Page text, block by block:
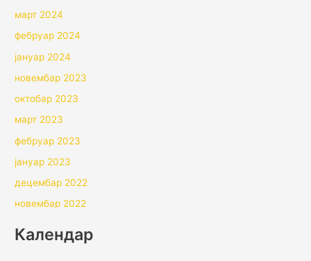
март 2024
фебруар 2024
јануар 2024
новембар 2023
октобар 2023
март 2023
фебруар 2023
јануар 2023
децембар 2022
новембар 2022
Календар